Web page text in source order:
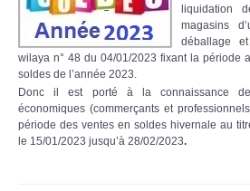
liquidation
magasins
déballage
wilaya n° 48 du 04/01/2023 fixant la période
soldes de l’année 2023.
Donc il est porté à la connaissance de
économiques (commerçants et
période des ventes en soldes hivernale au
le 15/01/2023 jusqu’à 28/02/2023.